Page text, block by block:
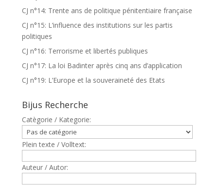
CJ n°14: Trente ans de politique pénitentiaire française
CJ n°15: L’influence des institutions sur les partis
politiques
CJ n°16: Terrorisme et libertés publiques
CJ n°17: La loi Badinter après cinq ans d’application
CJ n°19: L’Europe et la souveraineté des Etats
Bijus Recherche
Catègorie / Kategorie:
Plein texte / Volltext:
Auteur / Autor: